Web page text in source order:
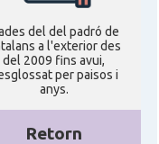
del del padró de
a l'exterior des
del 2009 fins avui,
per paisos i
anys.
Retorn